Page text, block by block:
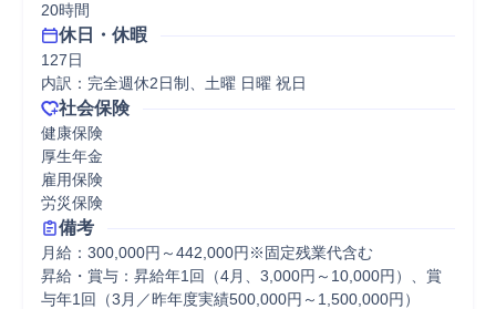
20時間
休日・休暇
127日
内訳：完全週休2日制、土曜 日曜 祝日
社会保険
健康保険
厚生年金
雇用保険
労災保険
備考
月給：300,000円～442,000円※固定残業代含む
昇給・賞与：昇給年1回（4月、3,000円～10,000円）、賞
与年1回（3月／昨年度実績500,000円～1,500,000円）